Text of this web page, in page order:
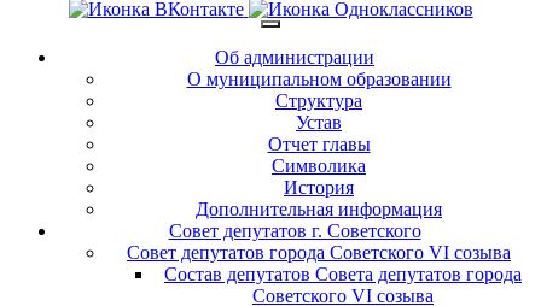
Об администрации
О муниципальном образовании
Структура
Устав
Отчет главы
Символика
История
Дополнительная информация
Совет депутатов г. Советского
Совет депутатов города Советского VI созыва
Состав депутатов Совета депутатов города
Советского VI созыва